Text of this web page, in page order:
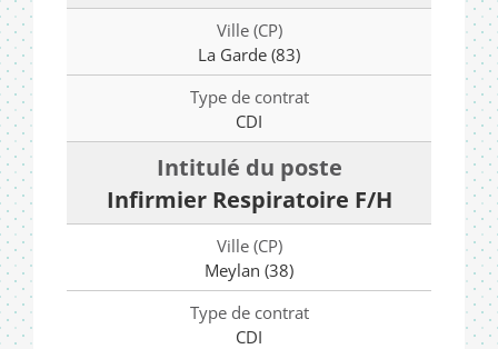
La Garde (83)
CDI
Infirmier Respiratoire F/H
Meylan (38)
CDI